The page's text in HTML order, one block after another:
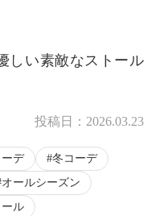
しい素敵なストール
投稿日： 2026.03.23
デ
冬コーデ
オールシーズン
ル